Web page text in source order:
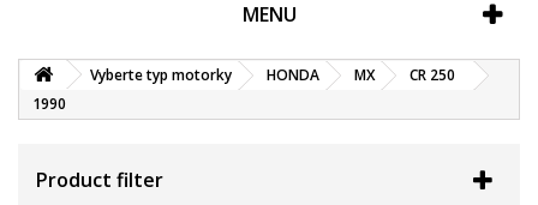
MENU
Vyberte typ motorky HONDA MX
CR 250
1990
Product filter